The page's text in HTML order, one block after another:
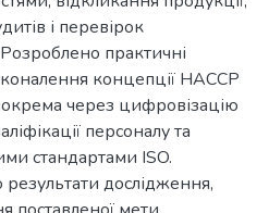
і перевірок
практичні
концепції НАССР
через цифровізацію
персоналу та
стандартами ISO.
дослідження,